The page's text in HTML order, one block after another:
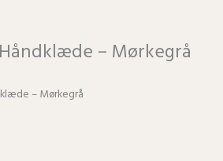
– Mørkegrå
– Mørkegrå